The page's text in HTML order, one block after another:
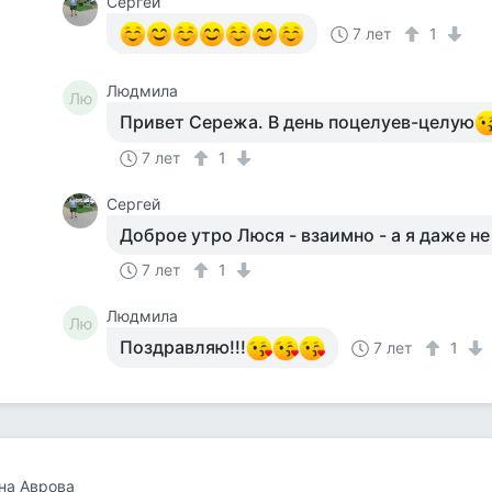
7 лет
1
Лю Людмила
Привет Сережа. В день поцелуев-целую
7 лет 1
Сергей
Доброе утро Люся - взаимно - а я даже не
7 лет 1
Лю Людмила
Поздравляю!!! 7 лет 1
Аврова